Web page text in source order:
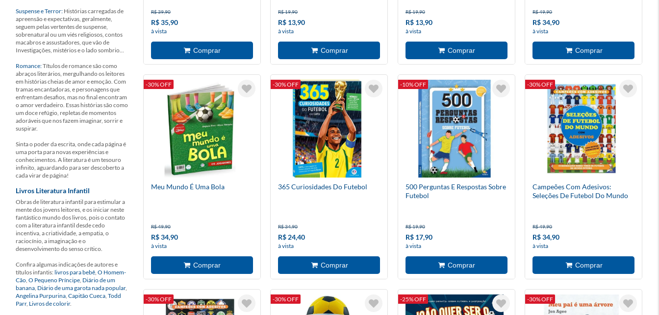
Suspense e Terror: Histórias carregadas de
apreensão e expectativas, geralmente,
seguem pelas vertentes de suspense,
sobrenatural ou um viés religiosos, contos
macabros e assustadores, que vão de
Investigações, mistérios e o lado sombrio...
Romance:Títulos de romance são como
abraços literários, mergulhando os leitores
em histórias cheias de amor e emoção. Com
tramas encantadoras, e personagens que
enfrentam desafios, mas no final encontram
o amor verdadeiro. Essas histórias são como
um doce refúgio, repletas de momentos
adoráveis que nos fazem imaginar, sorrir e
suspirar.
Sinta o poder da escrita, onde cada página é
uma porta para novas experiências e
conhecimentos. A literatura é um tesouro
infinito, aguardando para ser descoberto a
cada virar de página!
Livros Literatura Infantil
Obras de literatura infantil para estimular a
mente dos jovens leitores, e os iniciar neste
fantástico mundo dos livros, pois o contato
com a literatura infantil desde cedo
incentiva, a criatividade, a empatia, o
raciocínio, a imaginação e o
desenvolvimento do senso crítico.
Confira algumas indicações de autores e
títulos infantis: livros para bebê, O Homem-
Cão, O Pequeno Príncipe, Diário de um
banana, Diário de uma garota nada popular,
Angelina Purpurina, Capitão Cueca, Todd
Parr, Livros de colorir.
R$ 39,90
R$ 35,90
à vista
R$ 19,90
R$ 13,90
à vista
R$ 19,90
R$ 13,90
à vista
R$ 49,90
R$ 34,90
à vista
-30% OFF
Meu Mundo É Uma Bola
R$ 49,90
R$ 34,90
à vista
-30% OFF
365 Curiosidades Do Futebol
R$ 34,90
R$ 24,40
à vista
-10% OFF
500 Perguntas E Respostas Sobre
Futebol
R$ 19,90
R$ 17,90
à vista
-30% OFF
Campeões Com Adesivos:
Seleções De Futebol Do Mundo
R$ 49,90
R$ 34,90
à vista
-30% OFF -30% OFF -25% OFF -30% OFF